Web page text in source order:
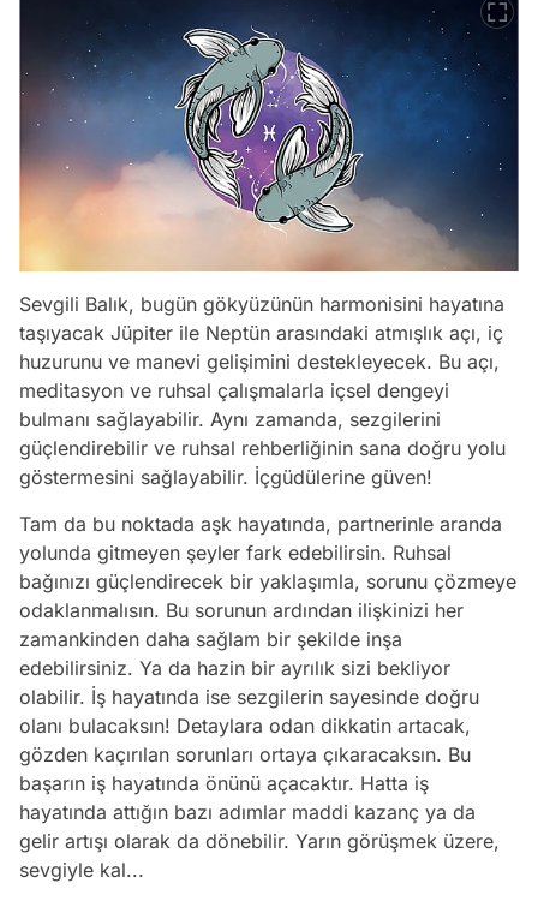
Sevgili Balık, bugün gökyüzünün harmonisini hayatına
taşıyacak Jüpiter ile Neptün arasındaki atmışlık açı, iç
huzurunu ve manevi gelişimini destekleyecek. Bu açı,
meditasyon ve ruhsal çalışmalarla içsel dengeyi
bulmanı sağlayabilir. Aynı zamanda, sezgilerini
güçlendirebilir ve ruhsal rehberliğinin sana doğru yolu
göstermesini sağlayabilir. İçgüdülerine güven!
Tam da bu noktada aşk hayatında, partnerinle aranda
yolunda gitmeyen şeyler fark edebilirsin. Ruhsal
bağınızı güçlendirecek bir yaklaşımla, sorunu çözmeye
odaklanmalısın. Bu sorunun ardından ilişkinizi her
zamankinden daha sağlam bir şekilde inşa
edebilirsiniz. Ya da hazin bir ayrılık sizi bekliyor
olabilir. İş hayatında ise sezgilerin sayesinde doğru
olanı bulacaksın! Detaylara odan dikkatin artacak,
gözden kaçırılan sorunları ortaya çıkaracaksın. Bu
başarın iş hayatında önünü açacaktır. Hatta iş
hayatında attığın bazı adımlar maddi kazanç ya da
gelir artışı olarak da dönebilir. Yarın görüşmek üzere,
sevgiyle kal...